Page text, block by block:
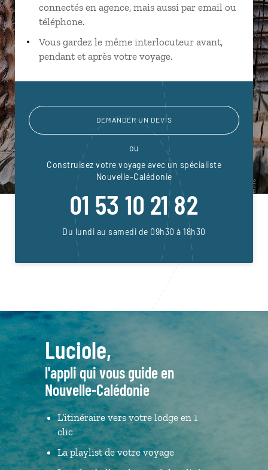
connectés en agence, mais aussi par email ou
téléphone.
Vous gardez le même interlocuteur avant,
pendant et après votre voyage.
DEMANDER UN DEVIS
ou
Construisez votre voyage avec un spécialiste
Nouvelle-Calédonie
01 53 10 21 82
Du lundi au samedi de 09h30 à 18h30
Luciole,
l'appli qui vous guide en
Nouvelle-Calédonie
L’itinéraire vers votre lodge en 1
clic
La playlist de votre voyage